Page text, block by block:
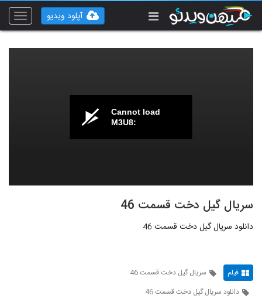
Toggle
آپلود ویدیو
Cannot load
M3U8:
سریال گیل دخت قسمت 46
دانلود سریال گیل دخت قسمت 46
فیلم
سریال گیل دخت قسمت 46
دانلود سریال گیل دخت قسمت 46